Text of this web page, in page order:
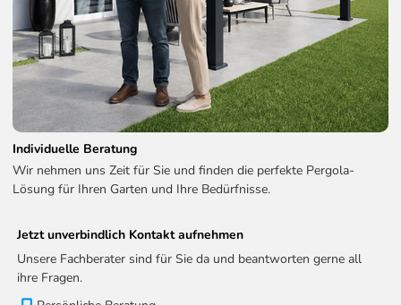
Weide Deluxe Plus Pergola 4 x 8 M anthrazit - 4x8M -
WE-LED-4080-ANT
Technische Informationen zum LED Kits:
LED-Helligkeit:
LED-Eingang:
24V DC / 150W
Reichweite der Fernbedienung:
100m
Empfangsfrequenz (RF):
868,35 MHz
Empfangsbandbreite (RF):
Individuelle Beratung
Wir nehmen uns Zeit für Sie und finden die perfekte Pergola-
Lösung für Ihren Garten und Ihre Bedürfnisse.
Jetzt unverbindlich Kontakt aufnehmen
Unsere Fachberater sind für Sie da und beantworten gerne all
ihre Fragen.